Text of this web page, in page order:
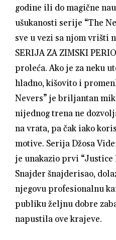
godine ili do magične
ušukanosti serije “The
sve u vezi sa njom vrišti
SERIJA ZA ZIMSKI
proleća. Ako je za neku
hladno, kišovito i
Nevers” je briljantan
nijednog trena ne
na vrata, pa čak iako
motive. Serija Džosa
je unakazio prvi “Justice
Snajder šnajderisao,
njegovu profesionalnu
publiku željnu dobre
napustila ove krajeve.